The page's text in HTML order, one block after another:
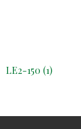
LE2-150 (1)